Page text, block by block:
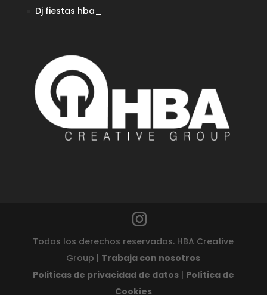
Dj fiestas hba_
Todos los derechos reservados. HBA Creative
Group | Trabaja con nosotros
Politicas de privacidad de datos| Política de
Cookies